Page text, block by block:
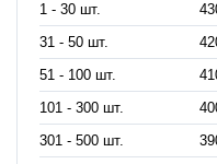
1 - 30 шт.
31 - 50 шт.
51 - 100 шт.
101 - 300 шт.
301 - 500 шт.